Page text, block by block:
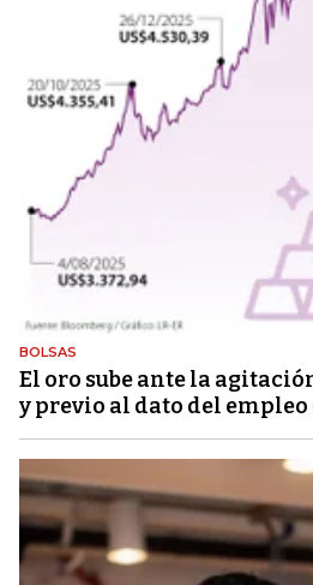
BOLSAS
El oro sube ante la
y previo al dato del empleo